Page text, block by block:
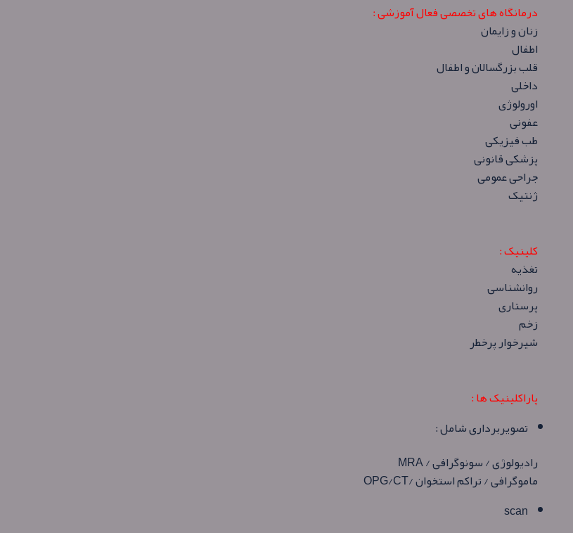
درمانگاه های تخصصی فعال آموزشی :
زنان و زایمان
اطفال
قلب بزرگسالان و اطفال
داخلی
اورولوژی
عفونی
طب فیزیکی
پزشکی قانونی
جراحی عمومی
ژنتیک
کلینیک :
تغذیه
روانشناسی
پرستاری
زخم
شیرخوار پرخطر
پاراکلینیک ها :
تصویربرداری شامل :
رادیولوژی / سونوگرافی / MRA
ماموگرافی / تراکم استخوان /OPG/CT
scan